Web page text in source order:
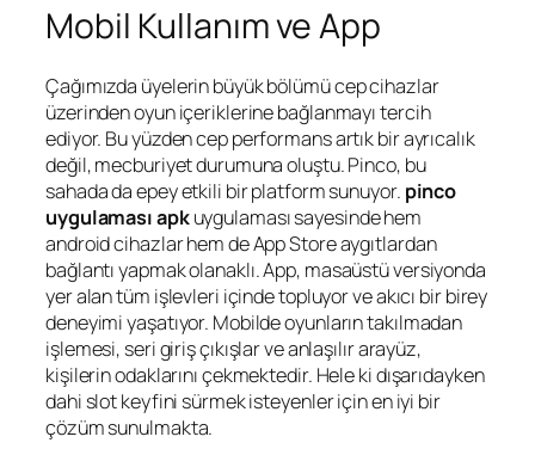
Mobil Kullanım ve App
Çağımızda üyelerin büyük bölümü cep cihazlar
üzerinden oyun içeriklerine bağlanmayı tercih
ediyor. Bu yüzden cep performans artık bir ayrıcalık
değil, mecburiyet durumuna oluştu. Pinco, bu
sahada da epey etkili bir platform sunuyor. pinco
uygulaması apkuygulaması sayesinde hem
android cihazlar hem de App Store aygıtlardan
bağlantı yapmak olanaklı. App, masaüstü versiyonda
yer alan tüm işlevleri içinde topluyor ve akıcı bir birey
deneyimi yaşatıyor. Mobilde oyunların takılmadan
işlemesi, seri giriş çıkışlar ve anlaşılır arayüz,
kişilerin odaklarını çekmektedir. Hele ki dışarıdayken
dahi slot keyfini sürmek isteyenler için en iyi bir
çözüm sunulmakta.